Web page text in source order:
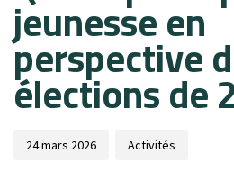
jeunesse en
perspective
élections de
24 mars 2026 Activités